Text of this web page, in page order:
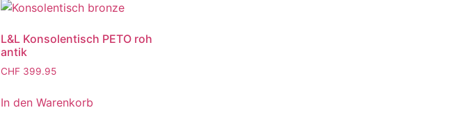
L&L Konsolentisch PETO roh
antik
CHF 399.95
In den Warenkorb